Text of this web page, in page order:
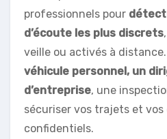
professionnels pour
d’écoute les plus discrets
veille ou activés à
véhicule personnel, un
d’entreprise, une
sécuriser vos trajets et vos
confidentiels.